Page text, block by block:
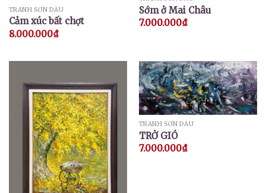
TRANH SƠN DẦU
Cảm xúc bất chợt
8.000.000₫
Sớm ở Mai Châu
7.000.000₫
TRANH SƠN DẦU
TRỞ GIÓ
7.000.000₫